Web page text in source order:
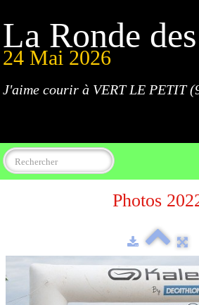
La Ronde
24 Mai 2026
J'aime courir à VERT LE PETIT
Accueil
Règlement
Parcours
Photos